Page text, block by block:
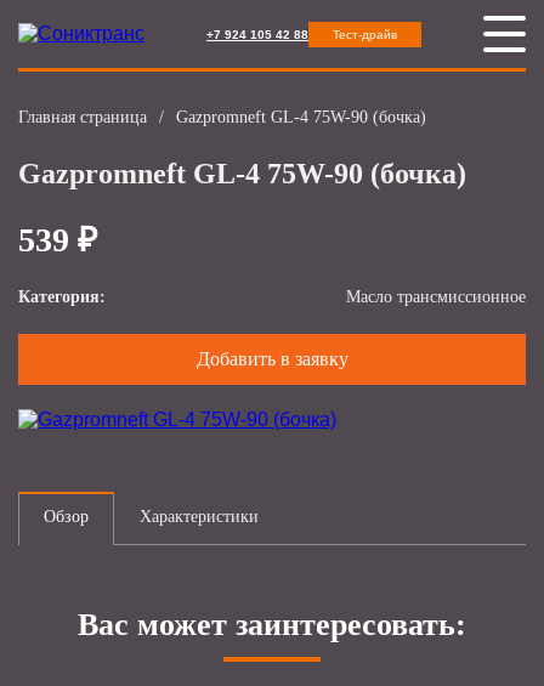
+7 924 105 42 88 Тест-драйв
Главная страница / Gazpromneft GL-4 75W-90 (бочка)
Gazpromneft GL-4 75W-90 (бочка)
539 ₽
Категория: Масло трансмиссионное
Добавить в заявку
Обзор Характеристики
Вас может заинтересовать: